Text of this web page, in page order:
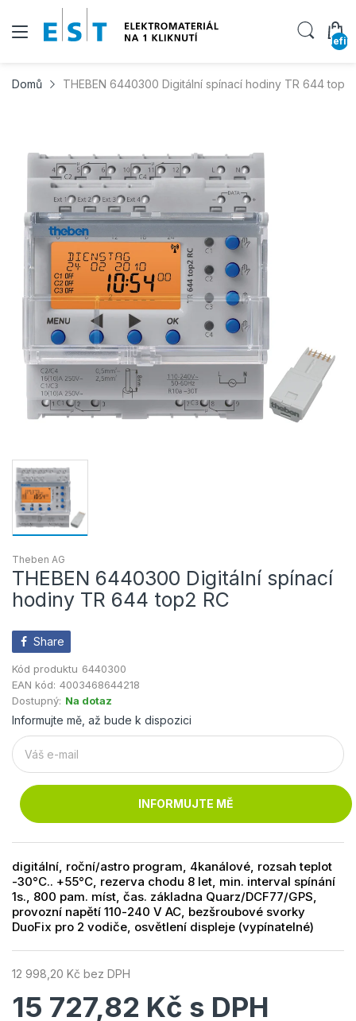
Domů THEBEN 6440300 Digitální spínací hodiny TR 644 top2
Theben AG
THEBEN 6440300 Digitální spínací
hodiny TR 644 top2 RC
Share
Kód produktu 6440300
EAN kód: 4003468644218
Dostupný: Na dotaz
Informujte mě, až bude k dispozici
INFORMUJTE MĚ
digitální, roční/astro program, 4kanálové, rozsah teplot
-30°C.. +55°C, rezerva chodu 8 let, min. interval spínání
1s., 800 pam. míst, čas. základna Quarz/DCF77/GPS,
provozní napětí 110-240 V AC, bezšroubové svorky
DuoFix pro 2 vodiče, osvětlení displeje (vypínatelné)
12 998,20 Kč bez DPH
15 727,82 Kč s DPH